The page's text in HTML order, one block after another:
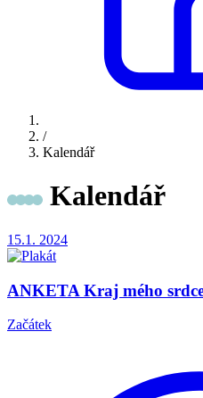
/
Kalendář
Kalendář
15.1. 2024
ANKETA Kraj mého
Začátek